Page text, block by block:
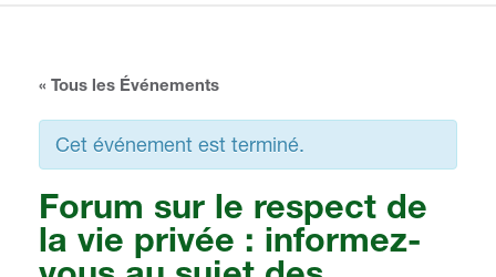
« Tous les Événements
Cet événement est terminé.
Forum sur le respect de
la vie privée : informez-